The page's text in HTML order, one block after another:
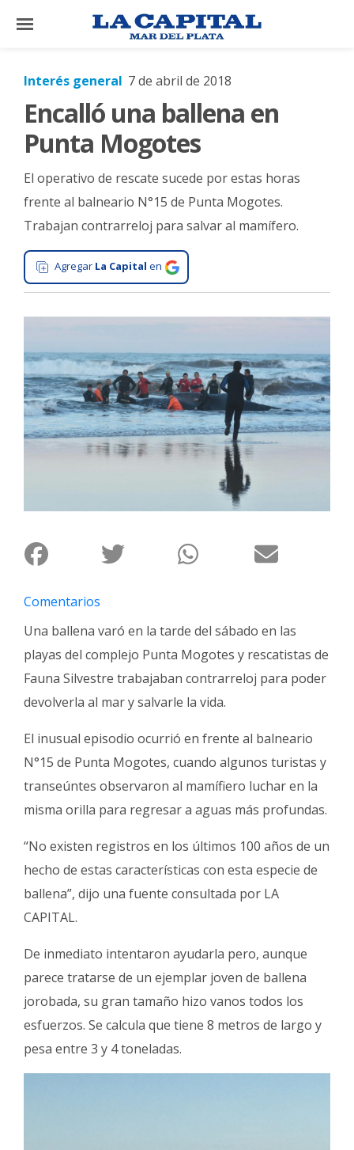
×
El
País
Mundo
La
Zona
Cultura
Tecnología
Gastronomía
Interés
General
La
Ciudad
y
Policiales
Cartelera
Fotos
de
Familia
Clasificados
Interés general 7 de abril de 2018
Encalló una ballena en
Punta Mogotes
El operativo de rescate sucede por estas horas
frente al balneario N°15 de Punta Mogotes.
Trabajan contrarreloj para salvar al mamífero.
Agregar La Capital en
Comentarios
Una ballena varó en la tarde del sábado en las
playas del complejo Punta Mogotes y rescatistas de
Fauna Silvestre trabajaban contrarreloj para poder
devolverla al mar y salvarle la vida.
El inusual episodio ocurrió en frente al balneario
N°15 de Punta Mogotes, cuando algunos turistas y
transeúntes observaron al mamífiero luchar en la
misma orilla para regresar a aguas más profundas.
“No existen registros en los últimos 100 años de un
hecho de estas características con esta especie de
ballena”, dijo una fuente consultada por LA
CAPITAL.
De inmediato intentaron ayudarla pero, aunque
parece tratarse de un ejemplar joven de ballena
jorobada, su gran tamaño hizo vanos todos los
esfuerzos. Se calcula que tiene 8 metros de largo y
pesa entre 3 y 4 toneladas.